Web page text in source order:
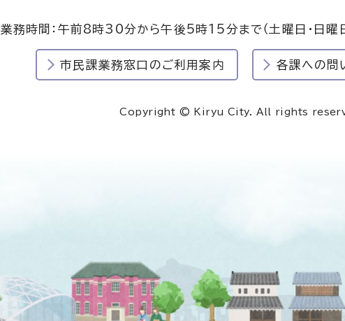
業務時間：午前8時30分から午後5時15分まで（土曜日・日曜
市民課業務窓口のご利用案内 各課への問
Copyright © Kiryu City. All rights